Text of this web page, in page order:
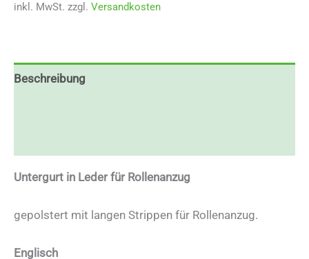
inkl. MwSt. zzgl. Versandkosten
Beschreibung
Untergurt in Leder für Rollenanzug
gepolstert mit langen Strippen für Rollenanzug.
Englisch